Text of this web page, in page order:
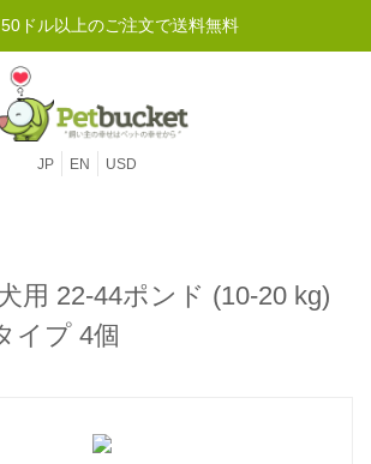
50ドル以上のご注文で送料無料
JP EN USD
用 22-44ポンド (10-20 kg)
イプ 4個